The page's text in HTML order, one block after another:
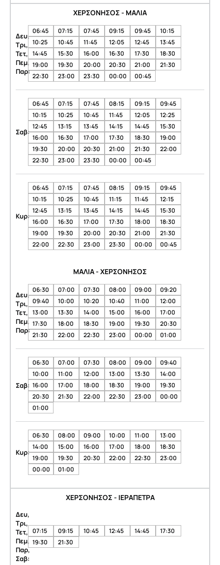
ΧΕΡΣΟΝΗΣΟΣ - ΜΑΛΙΑ
Δευ,
Τρι,
Τετ,
Πεμ,
Παρ:
06:45 07:15 07:45 09:15 09:45
10:15
10:25
10:45 11:45 12:05 12:45
13:45
14:45
15:30 16:00 16:30 17:30
18:30
19:00
19:30 20:00 20:30 21:00
21:30
22:30
23:00 23:30 00:00 00:45
Σαβ:
06:45 07:15 07:45 08:15 09:15
09:45
10:15
10:25 10:45 11:45 12:05
12:25
12:45
13:15 13:45 14:15 14:45
15:30
16:00
16:30 17:00 17:30 18:30
19:00
19:30
20:00 20:30 21:00 21:30
22:00
22:30
23:00 23:30 00:00 00:45
Κυρ:
06:45 07:15 07:45 08:15 09:15
09:45
10:15
10:25 10:45 11:15 11:45
12:15
12:45
13:15 13:45 14:15 14:45
15:30
16:00
16:30 17:00 17:30 18:00
18:30
19:00
19:30 20:00 20:30 21:00
21:30
22:00
22:30 23:00 23:30 00:00 00:45
ΜΑΛΙΑ - ΧΕΡΣΟΝΗΣΟΣ
Δευ,
Τρι,
Τετ,
Πεμ,
Παρ:
06:30 07:00 07:30 08:00 09:00
09:20
09:40
10:00 10:20 10:40 11:00
12:00
13:00
13:30 14:00 15:00 16:00
17:00
17:30
18:00 18:30 19:00 19:30
20:30
21:30
22:00 22:30 23:00 00:00 01:00
Σαβ:
06:30 07:00 07:30 08:00 09:00
09:40
10:00
11:00 12:00 13:00 13:30
14:00
16:00
17:00 18:00 18:30 19:00
19:30
20:30
21:30 22:00 22:30 23:00
00:00
01:00
Κυρ:
06:30 08:00 09:00 10:00 11:00
13:00
14:00
15:00 16:00 17:00 18:00
18:30
19:00
19:30 20:30 22:00 22:30
23:00
00:00
01:00
ΧΕΡΣΟΝΗΣΟΣ - ΙΕΡΑΠΕΤΡΑ
Δευ,
Τρι,
Τετ,
Πεμ,
Παρ,
Σαβ:
07:15 09:15 10:45 12:45 14:45
17:30
19:30
21:30